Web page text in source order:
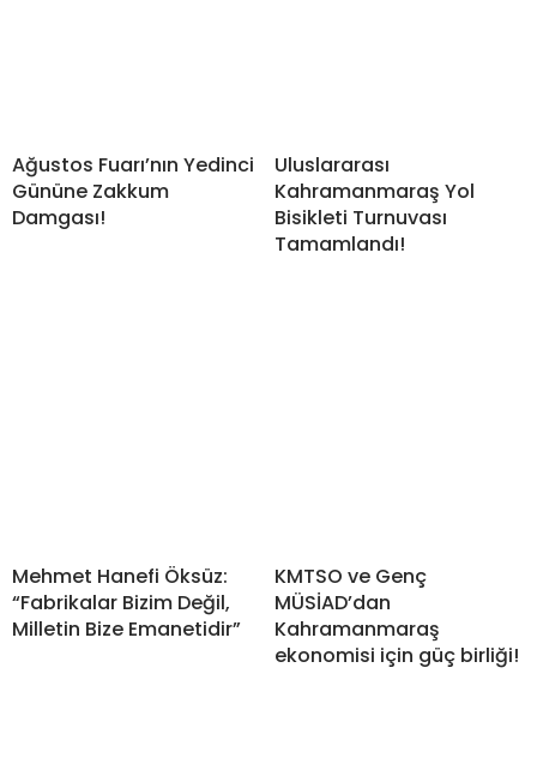
Ağustos Fuarı’nın Yedinci
Gününe Zakkum
Damgası!
Uluslararası
Kahramanmaraş Yol
Bisikleti Turnuvası
Tamamlandı!
Mehmet Hanefi Öksüz:
“Fabrikalar Bizim Değil,
Milletin Bize Emanetidir”
KMTSO ve Genç
MÜSİAD’dan
Kahramanmaraş
ekonomisi için güç birliği!